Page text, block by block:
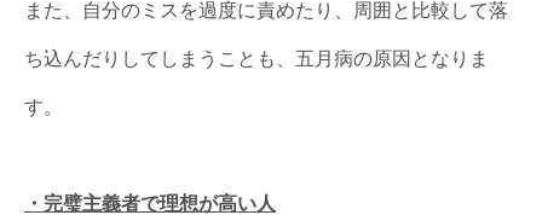
また、自分のミスを過度に責めたり、周囲と比較して落
ち込んだりしてしまうことも、五月病の原因となりま
す。
・完璧主義者で理想が高い人